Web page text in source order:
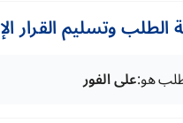
وتسليم القرار
هو:على الفور